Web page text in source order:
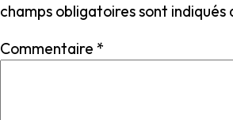
champs obligatoires sont indiqués
Commentaire *